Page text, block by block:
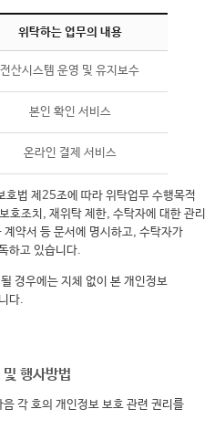
위탁하는 업무의 내용
전산시스템 운영 및 유지보수
본인 확인 서비스
온라인 결제 서비스
법 제25조에 따라 위탁업무 수행목적
호조치, 재위탁 제한, 수탁자에 대한 관리
약서 등 문서에 명시하고, 수탁자가
하고 있습니다.
경우에는 지체 없이 본 개인정보
다.
행사방법
각 호의 개인정보 보호 관련 권리를